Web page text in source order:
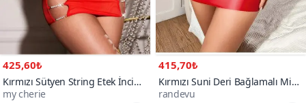
425,60₺
Kırmızı Sütyen String Etek İnci
Detaylı Takım
my cherie
415,70₺
Kırmızı Suni Deri Bağlamalı Mini
Elbise Kolluk Seti
randevu
50+